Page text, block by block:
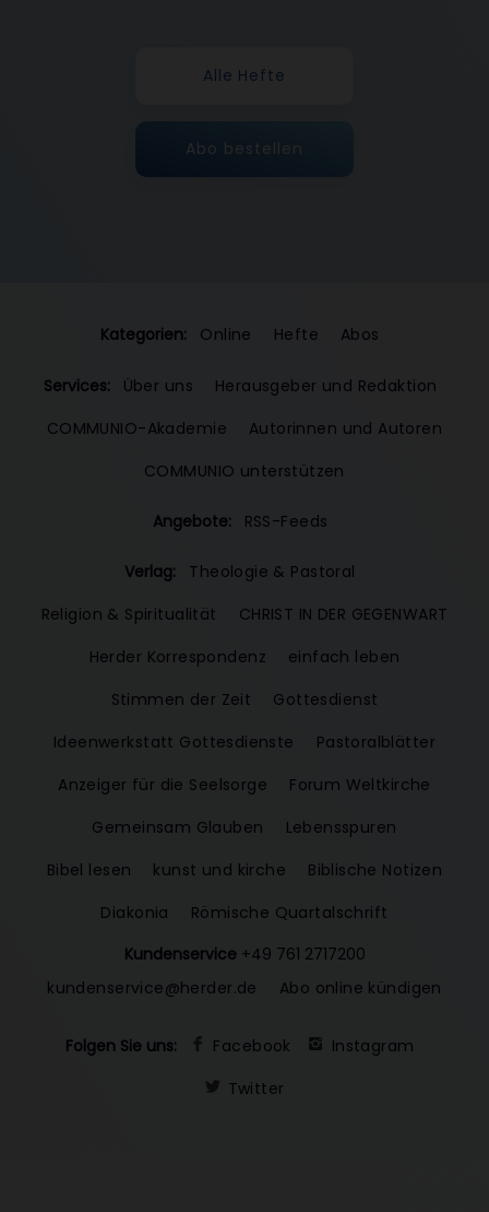
Alle Hefte
Abo bestellen
Kategorien: Online Hefte Abos
Services: Über uns
Herausgeber und Redaktion
COMMUNIO-Akademie
Autorinnen und Autoren
COMMUNIO unterstützen
Angebote: RSS-Feeds
Verlag:
Theologie & Pastoral
Religion & Spiritualität
CHRIST IN DER GEGENWART
Herder Korrespondenz
einfach leben
Stimmen der Zeit
Gottesdienst
Ideenwerkstatt Gottesdienste
Pastoralblätter
Anzeiger für die Seelsorge
Forum Weltkirche
Gemeinsam Glauben
Lebensspuren
Bibel lesen
kunst und kirche
Biblische Notizen
Diakonia
Römische Quartalschrift
Kundenservice +49 761 2717200
kundenservice@herder.de
Abo online kündigen
Folgen Sie uns: Facebook
Instagram
Twitter